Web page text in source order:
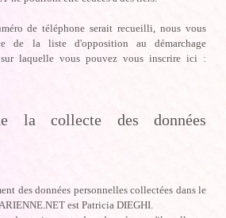
de téléphone serait recueilli, nous vous
de la liste d'opposition au démarchage
laquelle vous pouvez vous inscrire ici :
la collecte des données
des données personnelles collectées dans le
est Patricia DIEGHI.